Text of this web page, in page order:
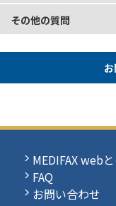
その他の質問
MEDIFAX web
FAQ
お問い合わせ